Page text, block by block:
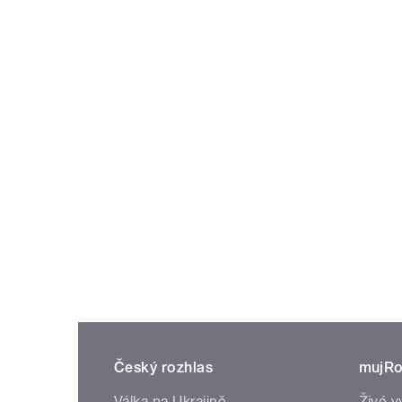
Český rozhlas